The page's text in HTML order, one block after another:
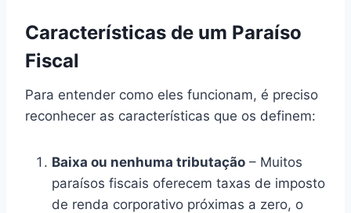
Características de um Paraíso
Fiscal
Para entender como eles funcionam, é preciso
reconhecer as características que os definem:
Baixa ou nenhuma tributação – Muitos
paraísos fiscais oferecem taxas de imposto
de renda corporativo próximas a zero, o